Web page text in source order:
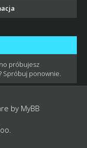
próbujesz
Spróbuj ponownie.
by MyBB
.